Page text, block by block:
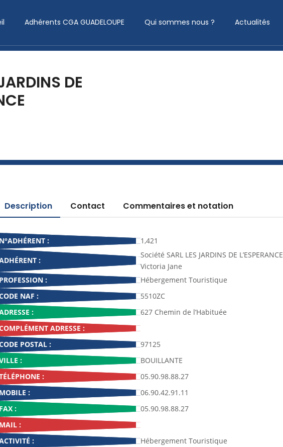
Adhérents CGA GUADELOUPE Qui sommes nous ? Actualités
DE
Description Contact Commentaires et notation
N°ADHÉRENT : 1,421
:
Société SARL LES JARDINS DE L’ESPERANCE
Victoria Jane
PROFESSION :
Hébergement Touristique
NAF :
5510ZC
:
627 Chemin de l’Habituée
ADRESSE :
POSTAL :
97125
:
BOUILLANTE
:
05.90.98.88.27
MOBILE :
06.90.42.91.11
FAX :
05.90.98.88.27
MAIL :
:
Hébergement Touristique